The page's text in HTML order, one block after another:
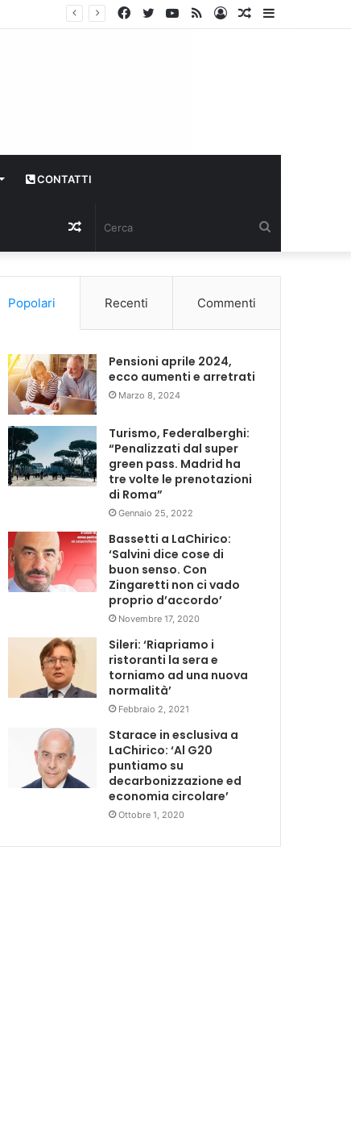
Articolo
Log
RSS
YouTube
Twitter
Facebook
CONTATTI
Articolo
casuale
Popolari Recenti Commenti
Pensioni aprile 2024,
ecco aumenti e arretrati
Marzo 8, 2024
Turismo, Federalberghi:
“Penalizzati dal super
green pass. Madrid ha
tre volte le prenotazioni
di Roma”
Gennaio 25, 2022
Bassetti a LaChirico:
‘Salvini dice cose di
buon senso. Con
Zingaretti non ci vado
proprio d’accordo’
Novembre 17, 2020
Sileri: ‘Riapriamo i
ristoranti la sera e
torniamo ad una nuova
normalità’
Febbraio 2, 2021
Starace in esclusiva a
LaChirico: ‘Al G20
puntiamo su
decarbonizzazione ed
economia circolare’
Ottobre 1, 2020